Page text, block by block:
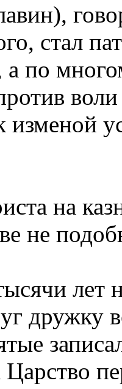
стал
а по
изменой
на
не
лет
дружку